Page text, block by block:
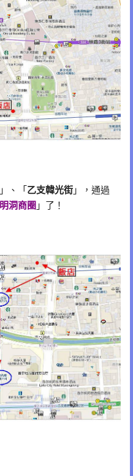
」、「 乙支韓光街 」，通過
明洞商圈 」了！